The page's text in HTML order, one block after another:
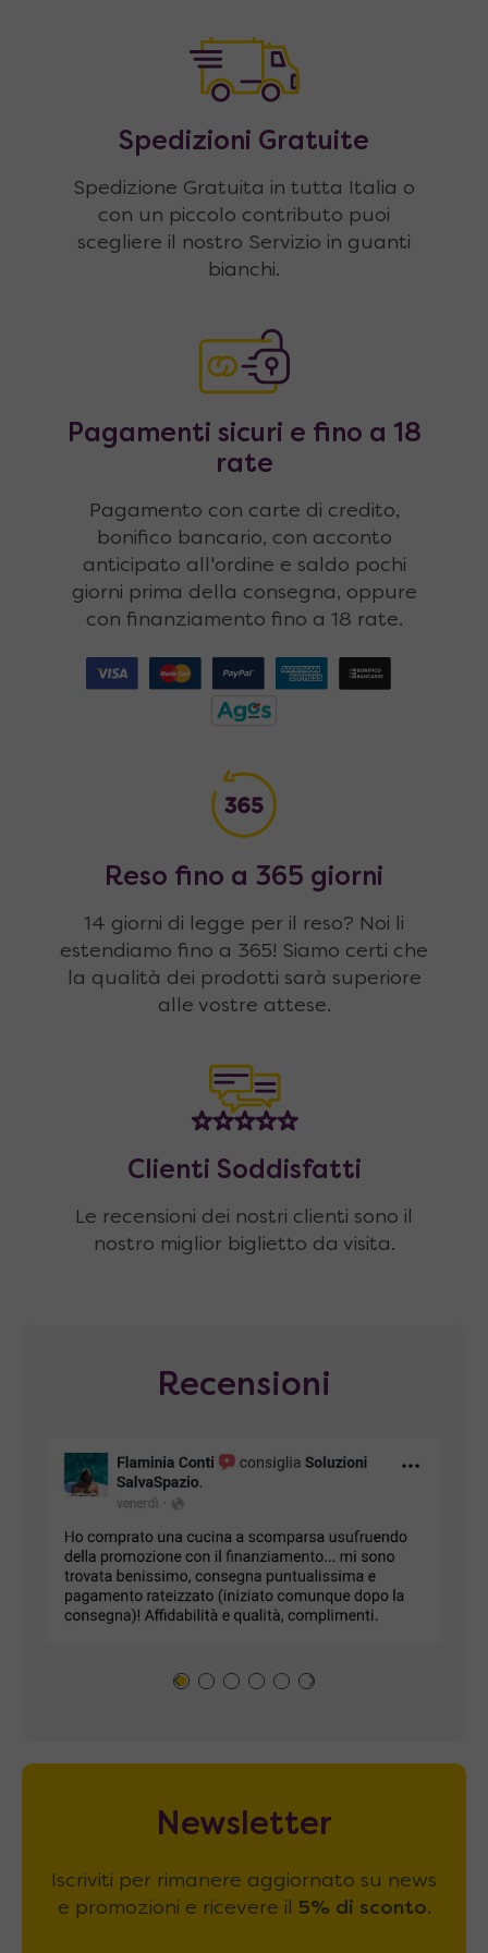
Spedizioni Gratuite
Spedizione Gratuita in tutta Italia o
con un piccolo contributo puoi
scegliere il nostro Servizio in guanti
bianchi.
Pagamenti sicuri e fino a 18
rate
Pagamento con carte di credito,
bonifico bancario, con acconto
anticipato all'ordine e saldo pochi
giorni prima della consegna, oppure
con finanziamento fino a 18 rate.
Reso fino a 365 giorni
14 giorni di legge per il reso? Noi li
estendiamo fino a 365! Siamo certi che
la qualità dei prodotti sarà superiore
alle vostre attese.
Clienti Soddisfatti
Le recensioni dei nostri clienti sono il
nostro miglior biglietto da visita.
Recensioni
Newsletter
Iscriviti per rimanere aggiornato su news
e promozioni e ricevere il 5% di sconto.